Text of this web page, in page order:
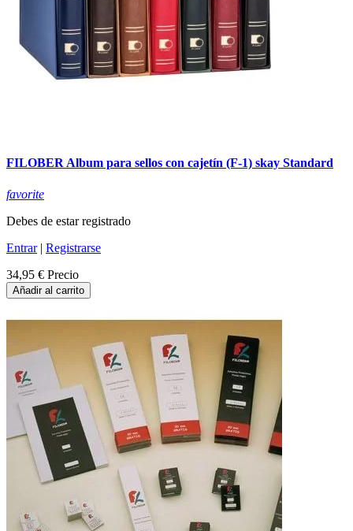
FILOBER Album para sellos con cajetín (F-1) skay Standard
favorite
Debes de estar registrado
Entrar| Registrarse
34,95 € Precio
Añadir al carrito